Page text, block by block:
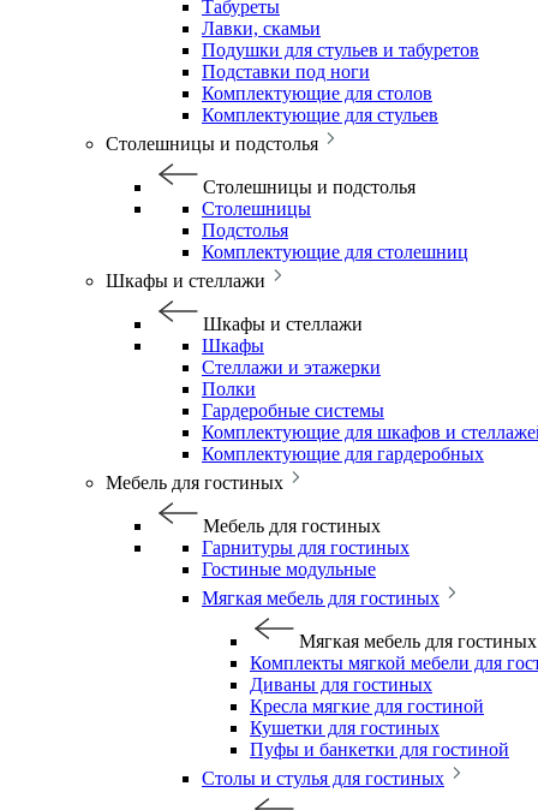
Табуреты
Лавки, скамьи
Подушки для стульев и табуретов
Подставки под ноги
Комплектующие для столов
Комплектующие для стульев
Столешницы и подстолья
Столешницы и подстолья
Столешницы
Подстолья
Комплектующие для столешниц
Шкафы и стеллажи
Шкафы и стеллажи
Шкафы
Стеллажи и этажерки
Полки
Гардеробные системы
Комплектующие для шкафов и
Комплектующие для гардеробных
Мебель для гостиных
Мебель для гостиных
Гарнитуры для гостиных
Гостиные модульные
Мягкая мебель для гостиных
Мягкая мебель для гостиных
Комплекты мягкой мебели для
Диваны для гостиных
Кресла мягкие для гостиной
Кушетки для гостиных
Пуфы и банкетки для гостиной
Столы и стулья для гостиных